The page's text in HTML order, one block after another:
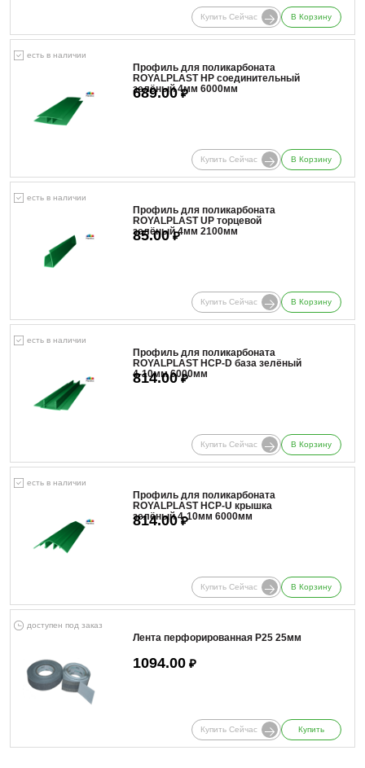
Купить Сейчас В Корзину
есть в наличии
Профиль для поликарбоната
ROYALPLAST HP соединительный
зелёный 4мм 6000мм
689.00₽
Купить Сейчас В Корзину
есть в наличии
Профиль для поликарбоната
ROYALPLAST UP торцевой
зелёный 4мм 2100мм
85.00₽
Купить Сейчас В Корзину
есть в наличии
Профиль для поликарбоната
ROYALPLAST HCP-D база зелёный
4-10мм 6000мм
814.00₽
Купить Сейчас В Корзину
есть в наличии
Профиль для поликарбоната
ROYALPLAST HCP-U крышка
зелёный 4-10мм 6000мм
814.00₽
Купить Сейчас В Корзину
доступен под заказ
Лента перфорированная Р25 25мм
1094.00 ₽
Купить Сейчас Купить